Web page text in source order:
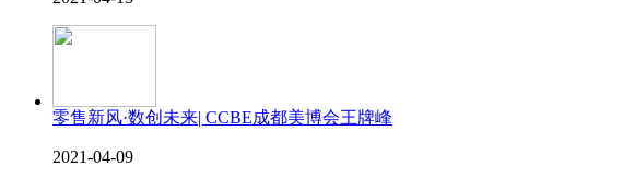
零售新风·数创未来| CCBE成都美博会王牌峰
2021-04-09